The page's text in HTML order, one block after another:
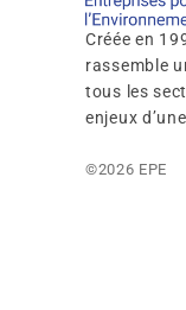
Créée en
rassemble
tous les
enjeux
©2026 EPE